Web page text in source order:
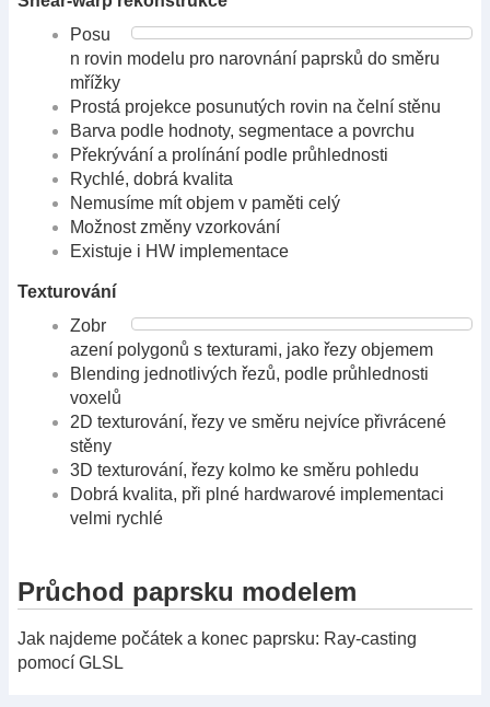
Posu
n rovin modelu pro narovnání paprsků do směru
mřížky
Prostá projekce posunutých rovin na čelní stěnu
Barva podle hodnoty, segmentace a povrchu
Překrývání a prolínání podle průhlednosti
Rychlé, dobrá kvalita
Nemusíme mít objem v paměti celý
Možnost změny vzorkování
Existuje i HW implementace
Texturování
Zobr
azení polygonů s texturami, jako řezy objemem
Blending jednotlivých řezů, podle průhlednosti
voxelů
2D texturování, řezy ve směru nejvíce přivrácené
stěny
3D texturování, řezy kolmo ke směru pohledu
Dobrá kvalita, při plné hardwarové implementaci
velmi rychlé
Průchod paprsku modelem
Jak najdeme počátek a konec paprsku: Ray-casting
pomocí GLSL